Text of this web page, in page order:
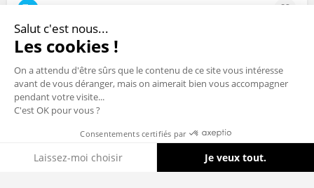
Salut c'est nous...
Les cookies !
On a attendu d'être sûrs que le contenu de ce site vous intéresse
avant de vous déranger, mais on aimerait bien vous accompagner
pendant votre visite...
C'est OK pour vous ?
Consentements certifiés par
Laissez-moi choisir Je veux tout.